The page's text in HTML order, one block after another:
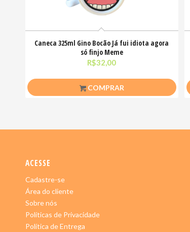
Caneca 325ml Gino Bocão Já fui idiota agora
só finjo Meme
R$32,00
COMPRAR
ACESSE
Cadastre-se
Área do cliente
Sobre nós
Políticas de Privacidade
Política de Entrega